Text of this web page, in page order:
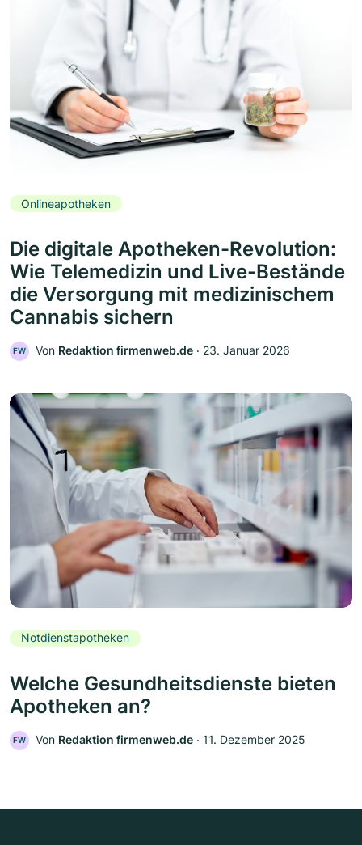
Onlineapotheken
Die digitale Apotheken-Revolution:
Wie Telemedizin und Live-Bestände
die Versorgung mit medizinischem
Cannabis sichern
FW Von Redaktion firmenweb.de ‧ 23. Januar 2026
Notdienstapotheken
Welche Gesundheitsdienste bieten
Apotheken an?
FW Von Redaktion firmenweb.de ‧ 11. Dezember 2025